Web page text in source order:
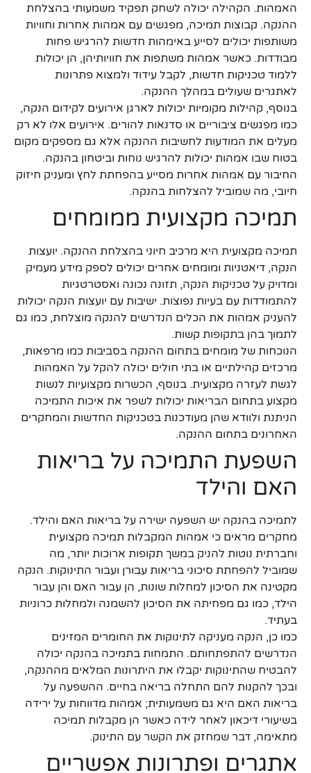
האמהות. הקהילה יכולה לשחק תפקיד משמעותי בהצלחת
ההנקה. קבוצות תמיכה, מפגשים עם אמהות אחרות וחוויות
משותפות יכולים לסייע באימהות חדשות להרגיש פחות
מבודדות. כאשר אמהות משתפות את חוויותיהן, הן יכולות
ללמוד טכניקות חדשות, לקבל עידוד ולמצוא פתרונות
לאתגרים שעולים במהלך ההנקה.
בנוסף, קהילות מקומיות יכולות לארגן אירועים לקידום הנקה,
כמו מפגשים ציבוריים או סדנאות להורים. אירועים אלו לא רק
מעלים את המודעות לחשיבות ההנקה אלא גם מספקים מקום
בטוח שבו אמהות יכולות להרגיש נוחות וביטחון בהנקה.
החיבור עם אמהות אחרות מסייע בהפחתת לחץ ומעניק חיזוק
חיובי, מה שמוביל להצלחות בהנקה.
תמיכה מקצועית ממומחים
תמיכה מקצועית היא מרכיב חיוני בהצלחת ההנקה. יועצות
הנקה, דיאטניות ומומחים אחרים יכולים לספק מידע מעמיק
ומדויק על טכניקות הנקה, תזונה נכונה ואסטרטגיות
להתמודדות עם בעיות נפוצות. ישיבות עם יועצות הנקה יכולות
להעניק אמהות את הכלים הנדרשים להנקה מוצלחת, כמו גם
לתמוך בהן בתקופות קשות.
הנוכחות של מומחים בתחום ההנקה בסביבות כמו מרפאות,
מרכזים קהילתיים או בתי חולים יכולה להקל על האמהות
לגשת לעזרה מקצועית. בנוסף, הכשרות מקצועיות לנשות
מקצוע בתחום הבריאות יכולות לשפר את איכות התמיכה
הניתנת ולוודא שהן מעודכנות בטכניקות החדשות והמחקרים
האחרונים בתחום ההנקה.
השפעת התמיכה על בריאות
האם והילד
לתמיכה בהנקה יש השפעה ישירה על בריאות האם והילד.
מחקרים מראים כי אמהות המקבלות תמיכה מקצועית
וחברתית נוטות להניק במשך תקופות ארוכות יותר, מה
שמוביל להפחתת סיכוני בריאות עבורן ועבור התינוקות. הנקה
מקטינה את הסיכון למחלות שונות, הן עבור האם והן עבור
הילד, כמו גם מפחיתה את הסיכון להשמנה ולמחלות כרוניות
בעתיד.
כמו כן, הנקה מעניקה לתינוקות את החומרים המזינים
הנדרשים להתפתחותם. התמחות בתמיכה בהנקה יכולה
להבטיח שהתינוקות יקבלו את היתרונות המלאים מההנקה,
ובכך להקנות להם התחלה בריאה בחיים. ההשפעה על
בריאות האם היא גם משמעותית; אמהות מדווחות על ירידה
בשיעורי דיכאון לאחר לידה כאשר הן מקבלות תמיכה
מתאימה, דבר שמחזק את הקשר עם התינוק.
אתגרים ופתרונות אפשריים